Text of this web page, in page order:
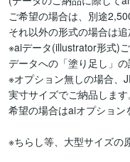
ご希望の場合は、別途
それ以外の形式の場合は
※aiデータ(illustrator形式)ご
データへの「塗り足し」の
※オプション無しの場合、
実寸サイズでご納品しま
希望の場合はaiオプション
※ちらし等、大型サイズの